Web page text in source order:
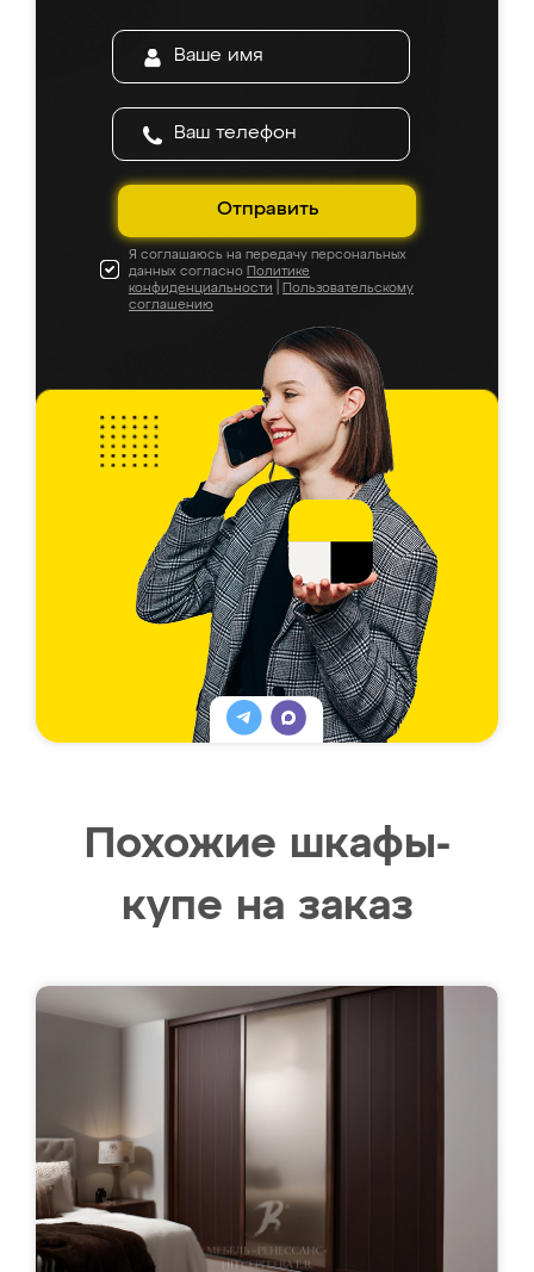
Отправить
Я соглашаюсь на передачу персональных
данных согласно Политике
конфиденциальности
Пользовательскому
соглашению
Похожие шкафы-
купе на заказ